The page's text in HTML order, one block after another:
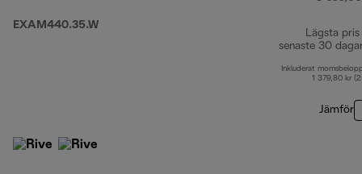
EXAM440.35.W
Lägsta pris
senaste 30
Inkluderat
1 379,80 kr
Jämför